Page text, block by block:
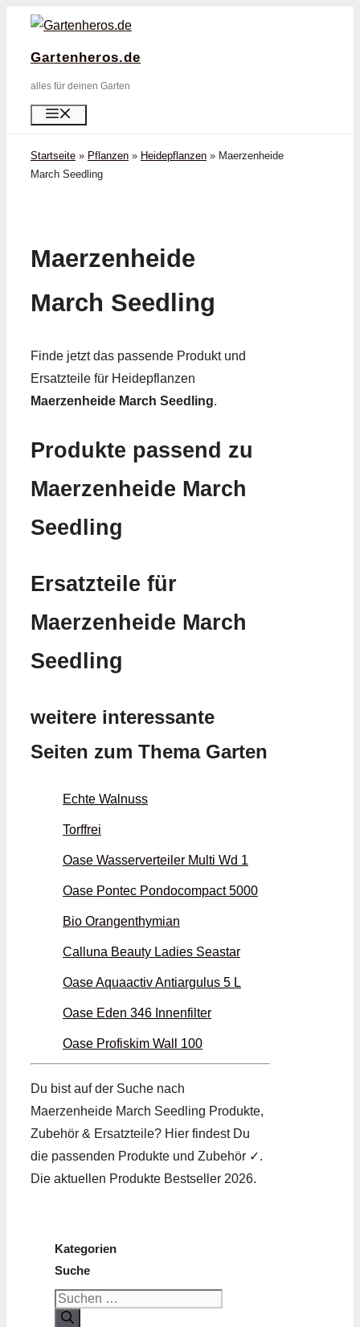
Zum
springen
Gartenheros.de
alles für deinen Garten
Startseite » Pflanzen » Heidepflanzen » Maerzenheide
March Seedling
Maerzenheide
March Seedling
Finde jetzt das passende Produkt und
Ersatzteile für Heidepflanzen
Maerzenheide March Seedling.
Produkte passend zu
Maerzenheide March
Seedling
Ersatzteile für
Maerzenheide March
Seedling
weitere interessante
Seiten zum Thema Garten
Echte Walnuss
Torffrei
Oase Wasserverteiler Multi Wd 1
Oase Pontec Pondocompact 5000
Bio Orangenthymian
Calluna Beauty Ladies Seastar
Oase Aquaactiv Antiargulus 5 L
Oase Eden 346 Innenfilter
Oase Profiskim Wall 100
Du bist auf der Suche nach
Maerzenheide March Seedling Produkte,
Zubehör & Ersatzteile? Hier findest Du
die passenden Produkte und Zubehör ✓.
Die aktuellen Produkte Bestseller 2026.
Kategorien
Suche
Suchen
nach: